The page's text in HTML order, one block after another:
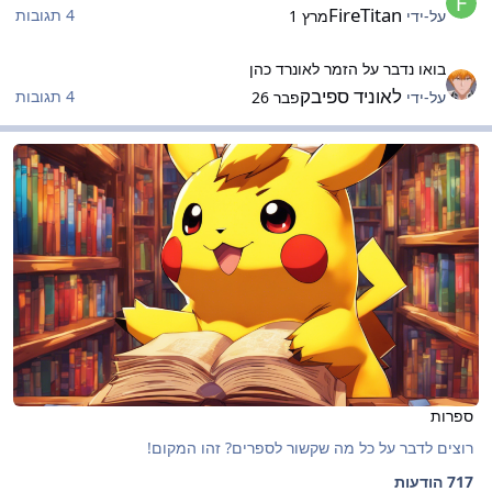
על-ידי FireTitanמרץ 1
4 תגובות
בואו נדבר על הזמר לאונרד כהן
על-ידי לאוניד ספיבקפבר 26 4 תגובות
ספרות
ספרות
ספרות
רוצים לדבר על כל מה שקשור לספרים? זהו המקום!
717 הודעות